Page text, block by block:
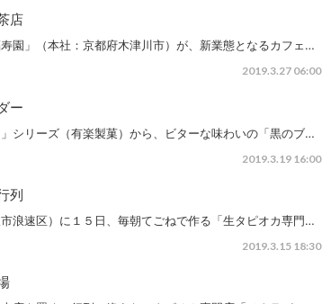
店
園」（本社：京都府木津川市）が、新業態となるカフェ…
2019.3.27 06:00
ー
シリーズ（有楽製菓）から、ビターな味わいの「黒のブ…
2019.3.19 16:00
列
浪速区）に１５日、毎朝てごねで作る「生タピオカ専門…
2019.3.15 18:30